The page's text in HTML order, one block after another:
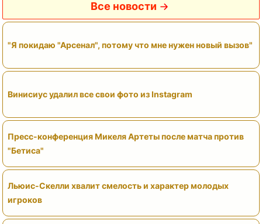
Все новости
"Я покидаю "Арсенал", потому что мне нужен новый вызов"
Винисиус удалил все свои фото из Instagram
Пресс-конференция Микеля Артеты после матча против
"Бетиса"
Льюис-Скелли хвалит смелость и характер молодых
игроков